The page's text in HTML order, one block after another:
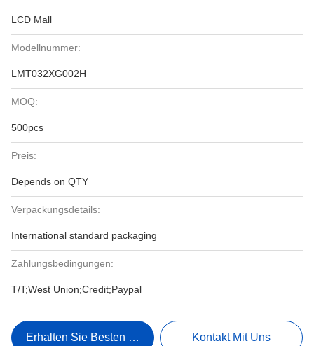
LCD Mall
Modellnummer:
LMT032XG002H
MOQ:
500pcs
Preis:
Depends on QTY
Verpackungsdetails:
International standard packaging
Zahlungsbedingungen:
T/T;West Union;Credit;Paypal
Erhalten Sie Besten Preis Kontakt Mit Uns